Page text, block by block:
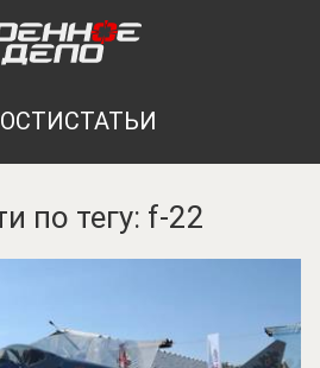
СТАТЬИ
по тегу: f-22